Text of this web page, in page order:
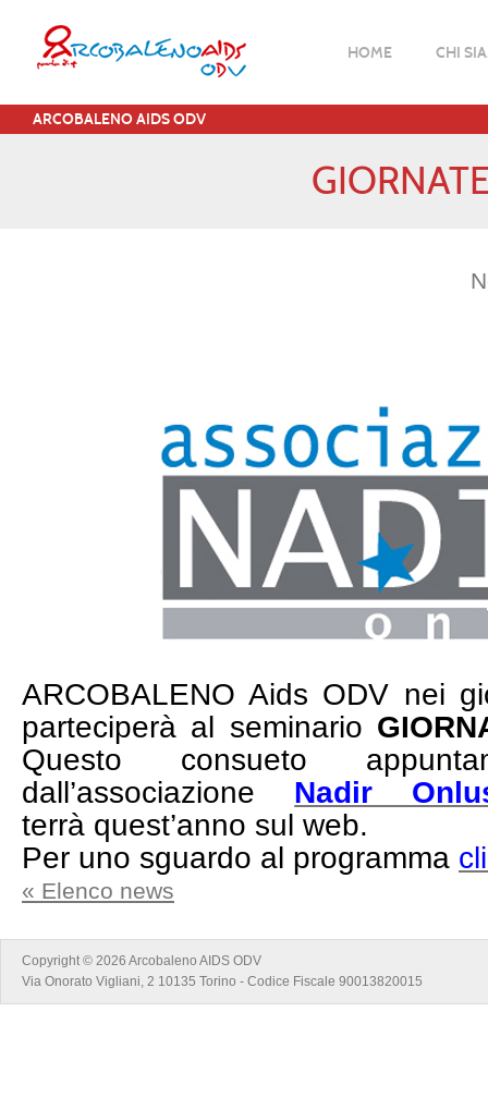
HOME CHI
ARCOBALENO AIDS ODV
ARCOBALENO Aids ODV nei
parteciperà al seminario
Questo consueto
dall’associazione Nadir
terrà quest’anno sul web.
Per uno sguardo al programma
« Elenco news
Copyright © 2026 Arcobaleno AIDS ODV
Via Onorato Vigliani, 2 10135 Torino - Codice Fiscale 90013820015